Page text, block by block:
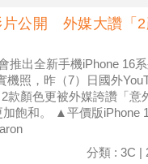
公開 外媒大讚「2
推出全新手機iPhone 16
照，昨（7）日國外
款顏色更被外媒誇讚「意
飽和。 ▲平價版iPhone
分類 : 3C |